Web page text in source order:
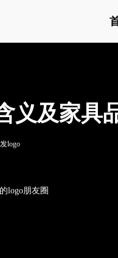
义及家具
logo
logo朋友圈